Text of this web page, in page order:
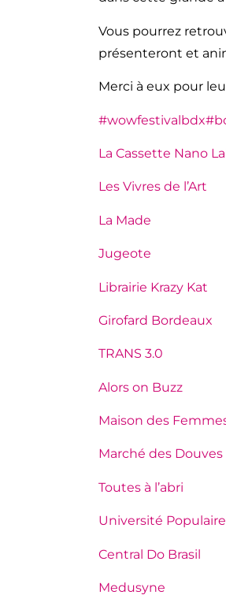
Vous pourrez
présenteront et
Merci à eux pour
#wowfestivalbdx
La Cassette Nano
Les Vivres de l’Art
La Made
Jugeote
Librairie Krazy Kat
Girofard Bordeaux
TRANS 3.0
Alors on Buzz
Maison des
Marché des Douves
Toutes à l’abri
Université
Central Do Brasil
Medusyne